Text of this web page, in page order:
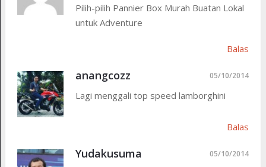
Pilih-pilih Pannier Box Murah Buatan Lokal
untuk Adventure
Balas
anangcozz 05/10/2014
Lagi menggali top speed lamborghini
Balas
Yudakusuma 05/10/2014